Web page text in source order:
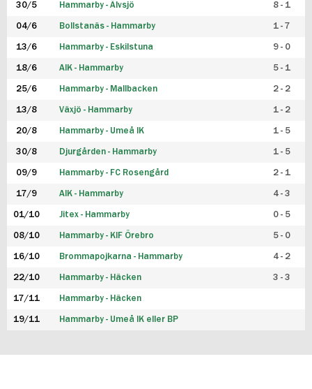
30/5 Hammarby - Älvsjö 8 - 1
04/6 Bollstanäs - Hammarby 1 - 7
13/6 Hammarby - Eskilstuna 9 - 0
18/6 AIK - Hammarby 5 - 1
25/6 Hammarby - Mallbacken 2 - 2
13/8 Växjö - Hammarby 1 - 2
20/8 Hammarby - Umeå IK 1 - 5
30/8 Djurgården - Hammarby 1 - 5
09/9 Hammarby - FC Rosengård 2 - 1
17/9 AIK - Hammarby 4 - 3
01/10 Jitex - Hammarby 0 - 5
08/10 Hammarby - KIF Örebro 5 - 0
16/10 Brommapojkarna - Hammarby 4 - 2
22/10 Hammarby - Häcken 3 - 3
17/11 Hammarby - Häcken
19/11 Hammarby - Umeå IK eller BP